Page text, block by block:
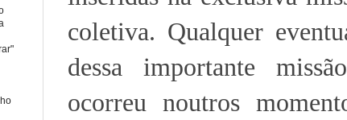
coletiva. Qualquer
dessa importante
ocorreu noutros